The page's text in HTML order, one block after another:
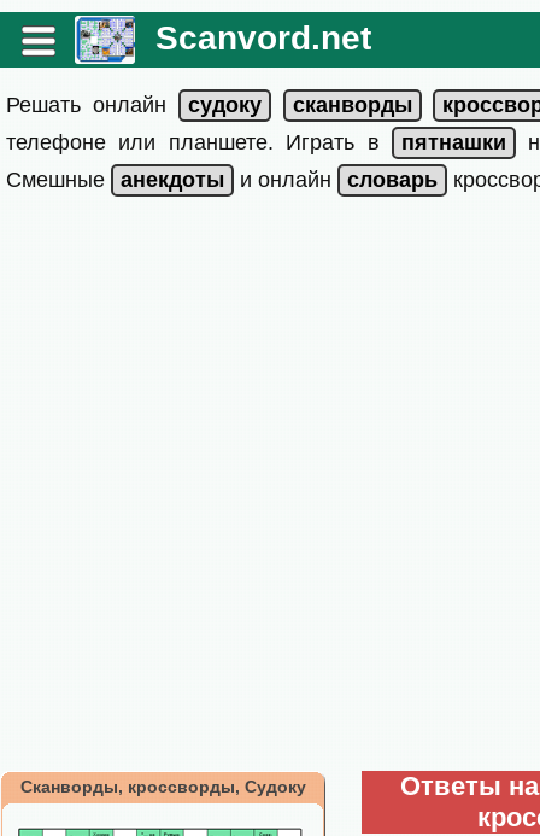
Scanvord.net
Решать онлайн
телефоне или планшете. Играть в
Смешные
и онлайн
Сканворды, кроссворды, Судоку
Ответы